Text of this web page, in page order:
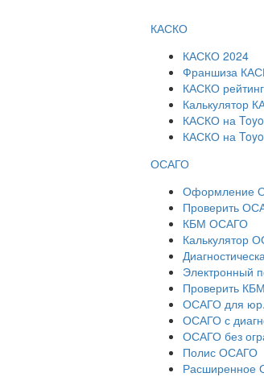
КАСКО
КАСКО 2024
Франшиза
КАСКО
Калькулятор
КАСКО на
КАСКО на
ОСАГО
Оформление
Проверить
КБМ ОСАГО
Калькулятор
Электронный
Проверить
ОСАГО для
ОСАГО с
ОСАГО без
Полис ОСАГО
Расширенное